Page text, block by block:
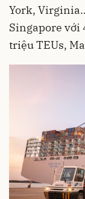
York,
Singapore với
triệu TEUs,